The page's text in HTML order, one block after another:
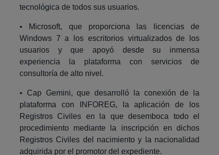
tecnológica de todos sus usuarios.
• Microsoft, que proporciona las licencias de
Windows 7 a los escritorios virtualizados de los
usuarios y que apoyó desde su inmensa
experiencia la plataforma con servicios de
consultoría de alto nivel.
• Cap Gemini, que desarrolló la conexión de la
plataforma con INFOREG, la aplicación de los
Registros Civiles en la que desemboca todo el
procedimiento mediante la inscripción en dichos
Registros Civiles del nacimiento y la nacionalidad
adquirida por el promotor del expediente.